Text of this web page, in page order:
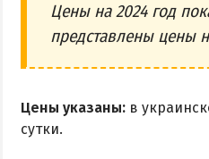
Цены на 2024 год
представлены цены
Цены указаны: в
сутки.